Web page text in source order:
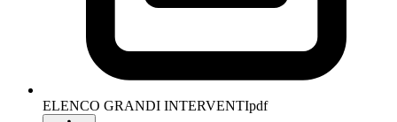
ELENCO GRANDI INTERVENTIpdf